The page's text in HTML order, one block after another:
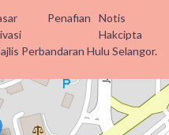
Penafian
Notis
Hakcipta
Perbandaran Hulu Selangor.